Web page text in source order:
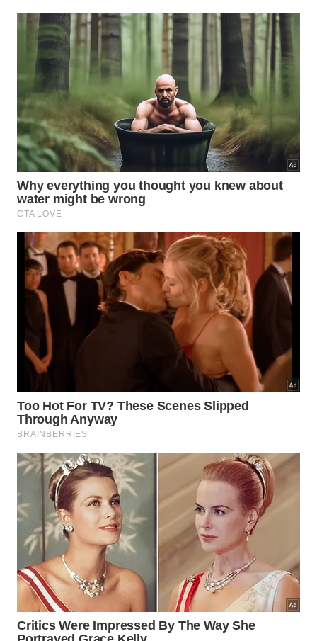
borrachas eprateleirasremovíveis.
Depois de tudo seco, um recipiente aberto com
bicarbonato pode ficar dentro da geladeira
desligada, absorvendo parte dos odores restantes.
Ele não substitui a ventilação constante, mas atua
como apoio para manter ointeriormais neutro.
Para aplicar sem exagero, faça assim:
misture bicarbonato em pouca água para passar
com pano;
não use pasta grossa em componentes sensíveis;
deixe um pote aberto com bicarbonato no
interior seco;
troque o bicarbonato se a viagem durar muitos
meses.
O que fazer ao voltar da viagem?
Quem já viu a dica de
deixar a porta da geladeira
entreaberta quando ela fica desligadadeve
enxergar o cuidado como prevenção simples
durante viagens. O objetivo é evitarmofo, odor
persistente etrabalho
Ao retornar, confira se não há cheiro forte, manchas
escuras ou umidade acumulada antes de religar. Se
tudo estiver seco e limpo, feche a porta
normalmente, ligue o aparelho e aguarde a
temperatura
estabilizar antes dereabastecer